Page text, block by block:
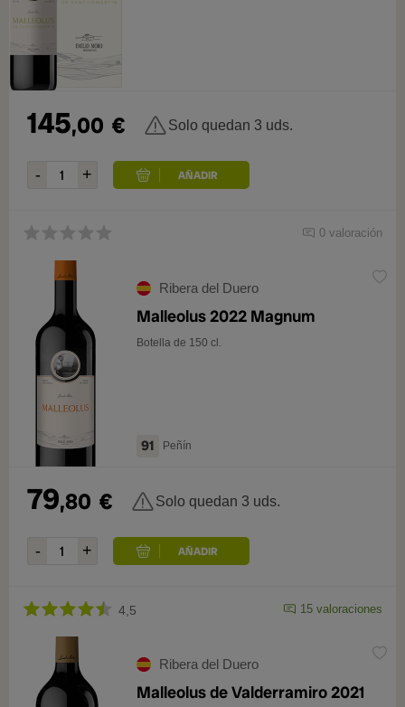
145,00 € Solo quedan 3 uds.
0 valoración
Ribera del Duero
Malleolus 2022 Magnum
Botella de 150 cl.
91 Peñín
79,80 € Solo quedan 3 uds.
4,5 15 valoraciones
Ribera del Duero
Malleolus de Valderramiro 2021